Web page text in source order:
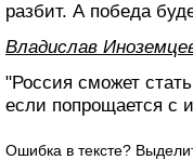
разбит. А победа
Владислав
"Россия сможет
если попрощается с
Ошибка в тексте?